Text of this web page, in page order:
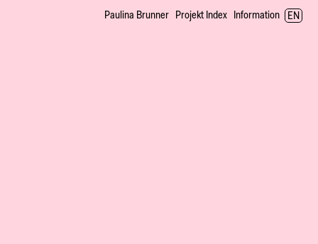
Paulina Brunner Projekt Index Information EN